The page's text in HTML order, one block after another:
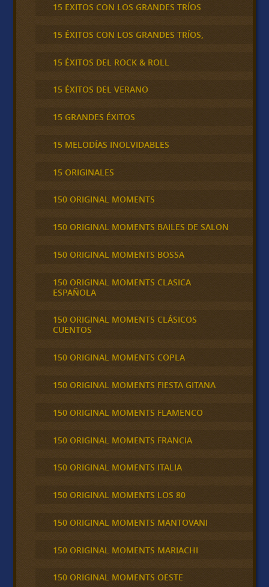
15 EXITOS CON LOS GRANDES TRÍOS
15 ÉXITOS CON LOS GRANDES TRÍOS,
15 ÉXITOS DEL ROCK & ROLL
15 ÉXITOS DEL VERANO
15 GRANDES ÉXITOS
15 MELODÍAS INOLVIDABLES
15 ORIGINALES
150 ORIGINAL MOMENTS
150 ORIGINAL MOMENTS BAILES DE SALON
150 ORIGINAL MOMENTS BOSSA
150 ORIGINAL MOMENTS CLASICA
ESPAÑOLA
150 ORIGINAL MOMENTS CLÁSICOS
CUENTOS
150 ORIGINAL MOMENTS COPLA
150 ORIGINAL MOMENTS FIESTA GITANA
150 ORIGINAL MOMENTS FLAMENCO
150 ORIGINAL MOMENTS FRANCIA
150 ORIGINAL MOMENTS ITALIA
150 ORIGINAL MOMENTS LOS 80
150 ORIGINAL MOMENTS MANTOVANI
150 ORIGINAL MOMENTS MARIACHI
150 ORIGINAL MOMENTS OESTE